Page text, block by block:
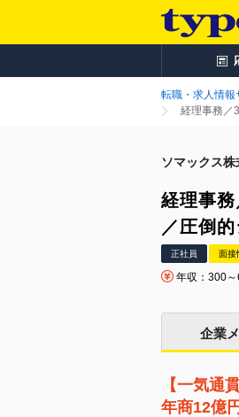
転職・求人情報
経理事務／
ソマックス株
経理事
／圧倒
正社員 面接
年収：300～
企業
【一気通
年商12億